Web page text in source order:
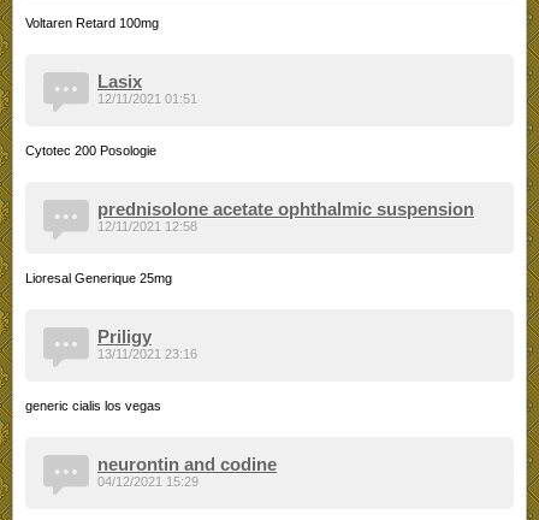
Voltaren Retard 100mg
Lasix
Cytotec 200 Posologie
12/11/2021 01:51
prednisolone acetate ophthalmic suspension
Lioresal Generique 25mg
12/11/2021 12:58
Priligy
generic cialis los vegas
13/11/2021 23:16
neurontin and codine
04/12/2021 15:29